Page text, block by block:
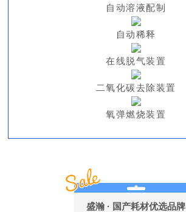
自动溶液配制
自动稀释
在线脱气装置
二氧化碳去除装置
氧弹燃烧装置
盛瀚 · 国产耗材优选品牌